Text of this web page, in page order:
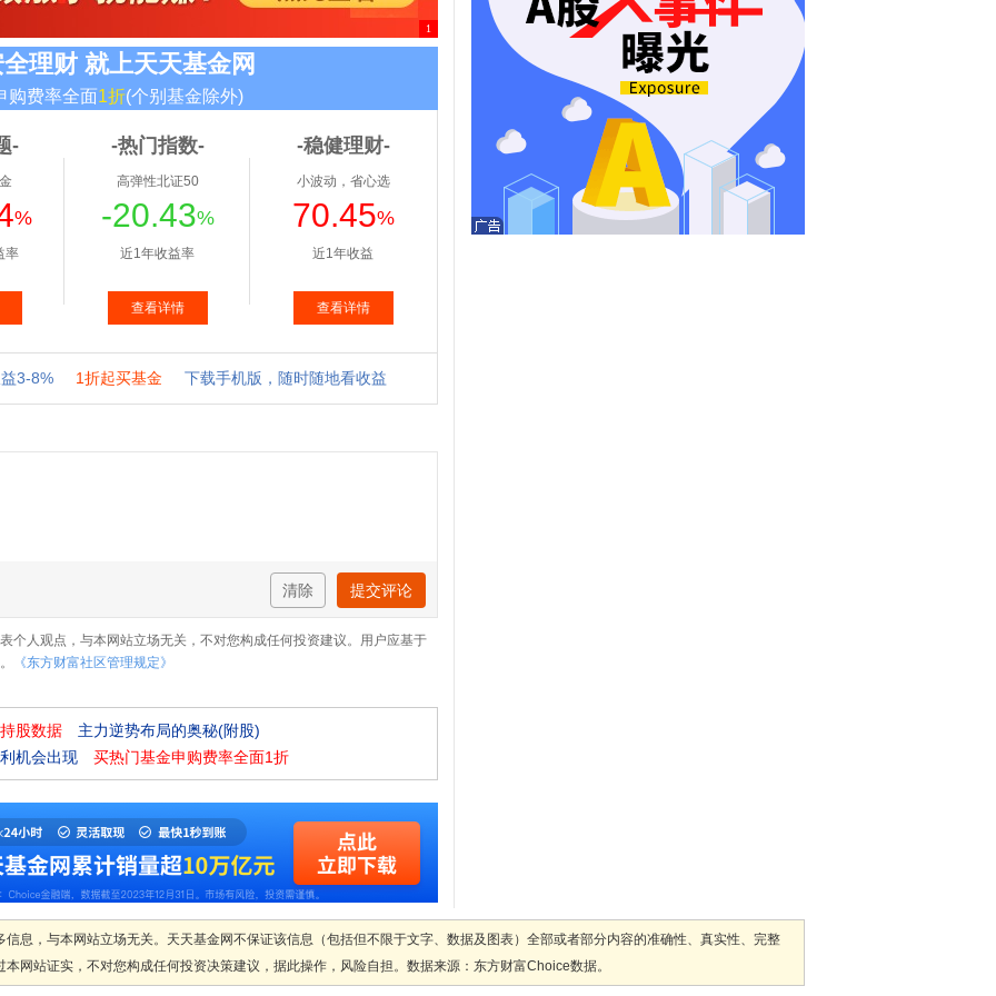
清除 提交评论
个人观点，与本网站立场无关，不对您构成任何投资建议。用户应基于
《东方财富社区管理规定》
股数据
主力逆势布局的奥秘(附股)
机会出现
买热门基金申购费率全面1折
息，与本网站立场无关。天天基金网不保证该信息（包括但不限于文字、数据及图表）全部或者部分内容的准确性、真实性、完整
网站证实，不对您构成任何投资决策建议，据此操作，风险自担。数据来源：东方财富Choice数据。